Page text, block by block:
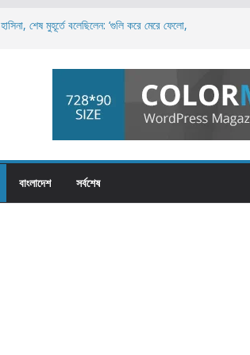
শেষ মুহূর্তে বলেছিলেন: ‘গুলি করে মেরে ফেলো,
বিস্তারের চেষ্টা চলছে: নাহিদ ইসলাম
তাসনিম জারা: ‘জনগণের সেবক হিসেবে দায়িত্বশীল
বাংলাদেশ সর্বশেষ